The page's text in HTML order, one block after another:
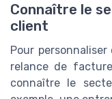
Connaître le
client
Pour
relance de
connaître le